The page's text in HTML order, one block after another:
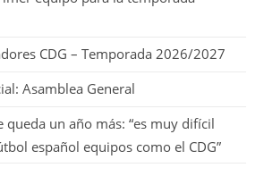
CDG – Temporada 2026/2027
Asamblea General
queda un año más: “es muy difícil
español equipos como el CDG”